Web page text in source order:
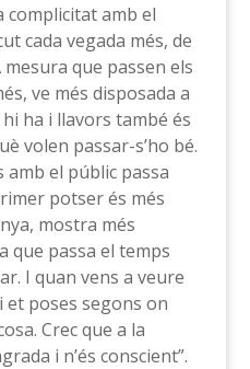
complicitat amb el
cada vegada més, de
mesura que passen els
ve més disposada a
ha i llavors també és
volen passar-s’ho bé.
el públic passa
potser és més
mostra més
que passa el temps
I quan vens a veure
et poses segons on
Crec que a la
i n’és conscient”.